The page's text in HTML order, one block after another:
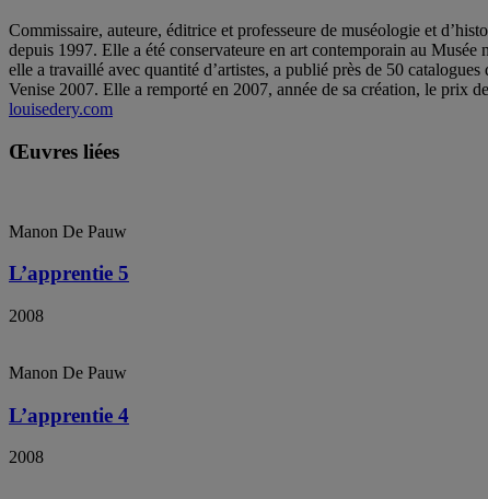
Commissaire, auteure, éditrice et professeure de muséologie et
depuis 1997. Elle a été conservateure en art contemporain au
elle a travaillé avec quantité d’artistes, a publié près de 50
Venise 2007. Elle a remporté en 2007, année de sa création, le prix
louisedery.com
Œuvres liées
Manon De Pauw
L’apprentie 5
2008
Manon De Pauw
L’apprentie 4
2008